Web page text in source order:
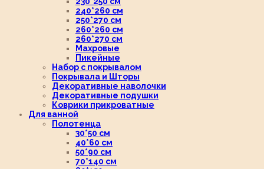
240*260 см
250*270 см
260*260 см
260*270 см
Махровые
Пикейные
Набор с покрывалом
Покрывала и Шторы
Декоративные наволочки
Декоративные подушки
Коврики прикроватные
Для ванной
Полотенца
30*50 см
40*60 см
50*90 см
70*140 см